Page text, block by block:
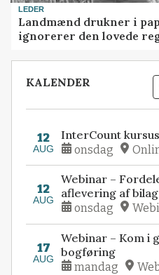
LEDER
Landmænd drukner i
ignorerer den lovede
KALENDER
12
AUG
InterCount
onsdag
12
AUG
Webinar –
aflevering af bilag
onsdag
17
AUG
Webinar – Kom i
bogføring
mandag